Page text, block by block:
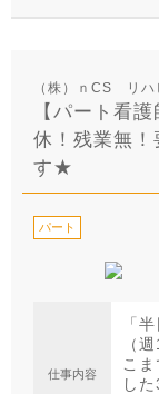
（株）ｎCS リ
【パート看
休！残業無
す★
パート
仕事内容
「
（
こ
し